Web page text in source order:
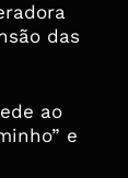
das
ao
e